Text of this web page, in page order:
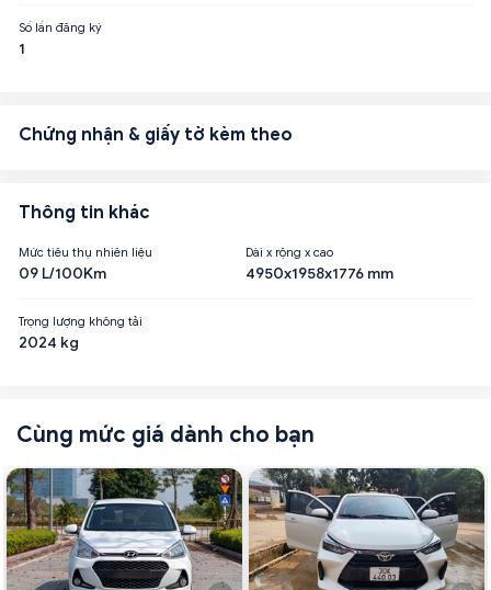
Số lần đăng ký
1
Chứng nhận & giấy tờ kèm theo
Thông tin khác
Mức tiêu thụ nhiên liệu
09 L/100Km
Dài x rộng x cao
4950x1958x1776 mm
Trọng lượng không tải
2024 kg
Cùng mức giá dành cho bạn